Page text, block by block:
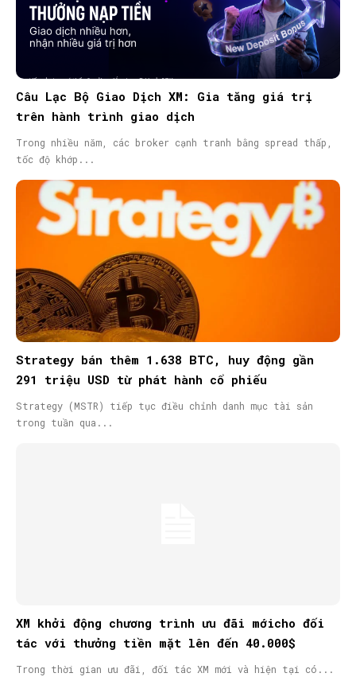
Câu Lạc Bộ Giao Dịch XM: Gia tăng giá trị
trên hành trình giao dịch
Trong nhiều năm, các broker cạnh tranh bằng spread thấp,
tốc độ khớp...
Strategy bán thêm 1.638 BTC, huy động gần
291 triệu USD từ phát hành cổ phiếu
Strategy (MSTR) tiếp tục điều chỉnh danh mục tài sản
trong tuần qua...
XM khởi động chương trình ưu đãi mớicho đối
tác với thưởng tiền mặt lên đến 40.000$
Trong thời gian ưu đãi, đối tác XM mới và hiện tại có...